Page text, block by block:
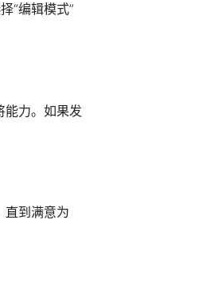
“编辑模式”
能力。如果发
直到满意为